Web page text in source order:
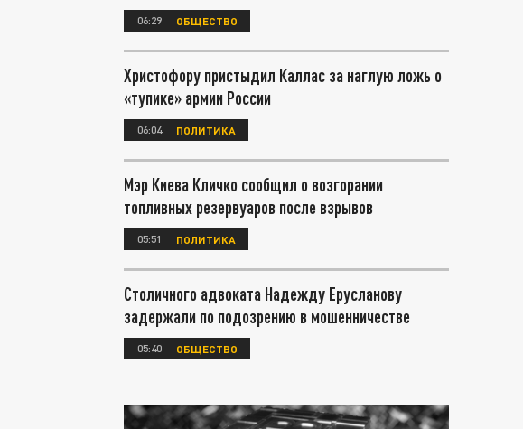
06:29 ОБЩЕСТВО
Христофору пристыдил Каллас за наглую ложь о
«тупике» армии России
06:04 ПОЛИТИКА
Мэр Киева Кличко сообщил о возгорании
топливных резервуаров после взрывов
05:51 ПОЛИТИКА
Столичного адвоката Надежду Ерусланову
задержали по подозрению в мошенничестве
05:40 ОБЩЕСТВО